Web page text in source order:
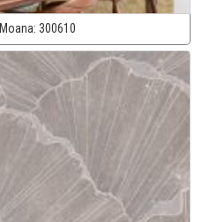
Moana: 300610